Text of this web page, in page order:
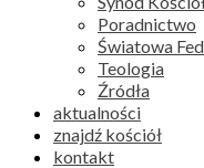
Poradnictwo
Światowa
Teologia
Źródła
aktualności
znajdź kościół
kontakt